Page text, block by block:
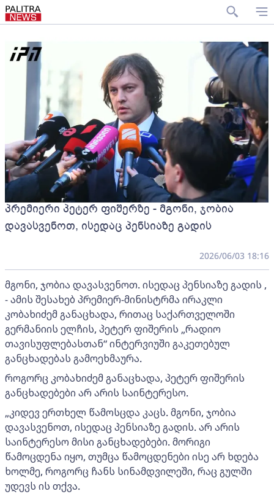
პრემიერი პეტერ ფიშერზე - მგონი, ჯობია
დავასვენოთ, ისედაც პენსიაზე გადის
2026/06/03 18:16
მგონი, ჯობია დავასვენოთ. ისედაც პენსიაზე გადის ,
- ამის შესახებ პრემიერ-მინისტრმა ირაკლი
კობახიძემ განაცხადა, რითაც საქართველოში
გერმანიის ელჩის, პეტერ ფიშერის „რადიო
თავისუფლებასთან“ ინტერვიუში გაკეთებულ
განცხადებას გამოეხმაურა.
როგორც კობახიძემ განაცხადა, პეტერ ფიშერის
განცხადებები არ არის საინტერესო.
„კიდევ ერთხელ წამოსცდა კაცს. მგონი, ჯობია
დავასვენოთ, ისედაც პენსიაზე გადის. არ არის
საინტერესო მისი განცხადებები. მორიგი
წამოცდენა იყო, თუმცა წამოცდენები ისე არ ხდება
ხოლმე, როგორც ჩანს სინამდვილეში, რაც გულში
უდევს ის თქვა.